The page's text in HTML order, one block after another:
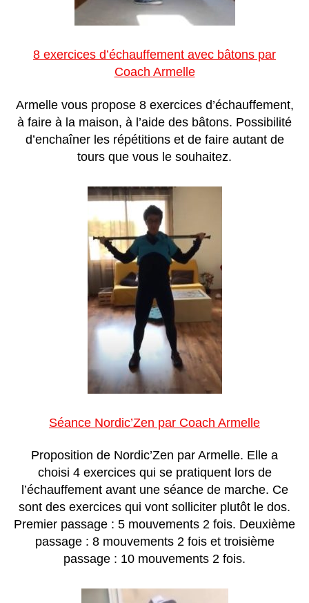
8 exercices d’échauffement avec bâtons par
Coach Armelle
Armelle vous propose 8 exercices d’échauffement,
à faire à la maison, à l’aide des bâtons. Possibilité
d’enchaîner les répétitions et de faire autant de
tours que vous le souhaitez.
Séance Nordic’Zen par Coach Armelle
Proposition de Nordic’Zen par Armelle. Elle a
choisi 4 exercices qui se pratiquent lors de
l’échauffement avant une séance de marche. Ce
sont des exercices qui vont solliciter plutôt le dos.
Premier passage : 5 mouvements 2 fois. Deuxième
passage : 8 mouvements 2 fois et troisième
passage : 10 mouvements 2 fois.